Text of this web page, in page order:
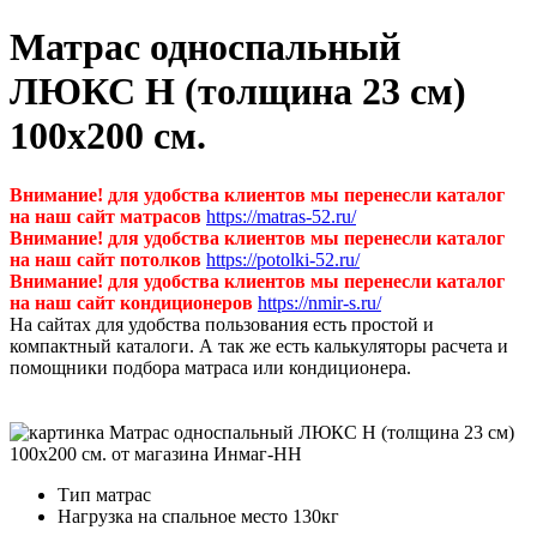
Матрас односпальный
ЛЮКС Н (толщина 23 см)
100х200 см.
Внимание! для удобства клиентов мы перенесли каталог
на наш сайт матрасов https://matras-52.ru/
Внимание! для удобства клиентов мы перенесли каталог
на наш сайт потолков https://potolki-52.ru/
Внимание! для удобства клиентов мы перенесли каталог
на наш сайт кондиционеров https://nmir-s.ru/
На сайтах для удобства пользования есть простой и
компактный каталоги. А так же есть калькуляторы расчета и
помощники подбора матраса или кондиционера.
Тип матрас
Нагрузка на спальное место 130кг